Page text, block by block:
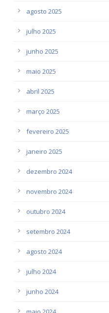
agosto 2025
julho 2025
junho 2025
maio 2025
abril 2025
março 2025
fevereiro 2025
janeiro 2025
dezembro 2024
novembro 2024
outubro 2024
setembro 2024
agosto 2024
julho 2024
junho 2024